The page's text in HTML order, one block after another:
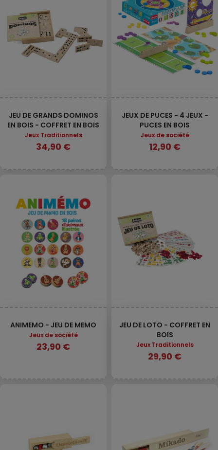
JEU DE GRANDS DOMINOS
EN BOIS - COFFRET EN BOIS
Jeux Traditionnels
34,90 €
JEUX DE PUCES - 4 JEUX -
PUCES EN BOIS
Jeux de société
12,90 €
ANIMEMO - JEU DE MEMO
Jeux de société
23,90 €
JEU DE LOTO - COFFRET EN
BOIS
Jeux Traditionnels
29,90 €